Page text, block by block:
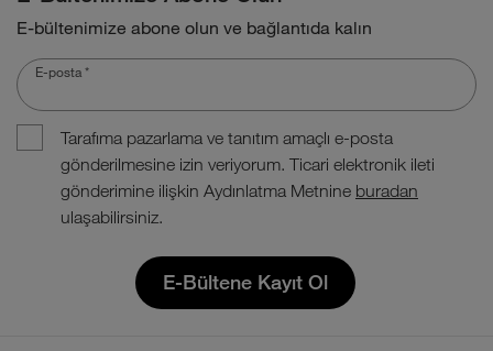
E-bültenimize abone olun ve bağlantıda kalın
E-posta *
Tarafıma pazarlama ve tanıtım amaçlı e-posta
gönderilmesine izin veriyorum. Ticari elektronik ileti
gönderimine ilişkin Aydınlatma Metnine buradan
ulaşabilirsiniz.
E-Bültene Kayıt Ol